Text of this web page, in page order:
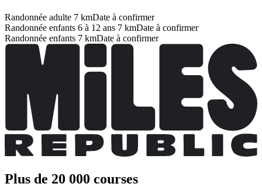
Randonnée adulte 7 kmDate à confirmer
Randonnée enfants 6 à 12 ans 7 kmDate à confirmer
Randonnée enfants 7 kmDate à confirmer
Plus de 20 000 courses